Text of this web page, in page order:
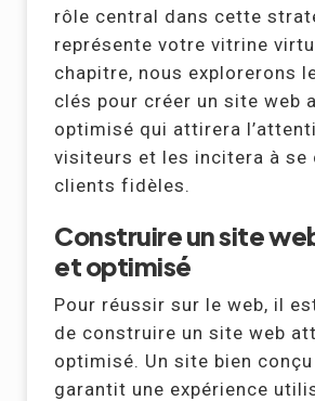
rôle central dans cette
représente votre vitrine
chapitre, nous explorerons
clés pour créer un site web
optimisé qui attirera
visiteurs et les incitera à se
clients fidèles.
Construire un site
et optimisé
Pour réussir sur le web, il
de construire un site web
optimisé. Un site bien
garantit une expérience